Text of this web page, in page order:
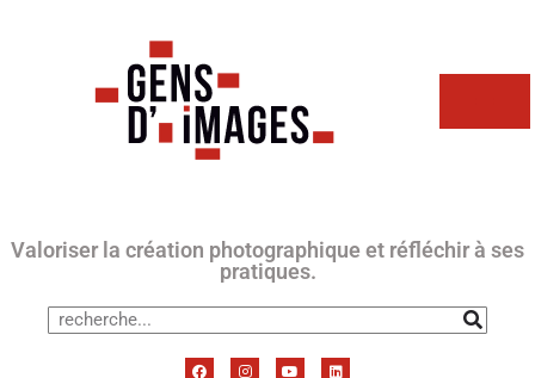
Valoriser la création photographique et réfléchir à ses
pratiques.